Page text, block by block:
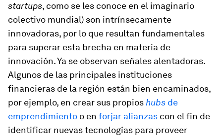
startups, como se les conoce en el imaginario
colectivo mundial) son intrínsecamente
innovadoras, por lo que resultan fundamentales
para superar esta brecha en materia de
innovación. Ya se observan señales alentadoras.
Algunos de las principales instituciones
financieras de la región están bien encaminados,
por ejemplo, en crear sus propios hubs de
emprendimiento o en forjar alianzas con el fin de
identificar nuevas tecnologías para proveer